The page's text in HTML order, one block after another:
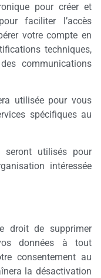
pour créer et
faciliter l’accès
votre compte en
techniques,
communications
utilisée pour vous
spécifiques au
utilisés pour
intéressée
droit de supprimer
données à tout
consentement au
la désactivation